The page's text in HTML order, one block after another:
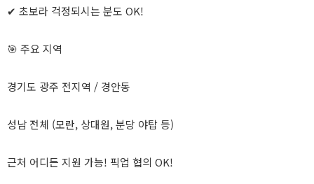
✔ 초보라 걱정되시는 분도 OK!
🎯 주요 지역
경기도 광주 전지역 / 경안동
성남 전체 (모란, 상대원, 분당 야탑 등)
근처 어디든 지원 가능! 픽업 협의 OK!